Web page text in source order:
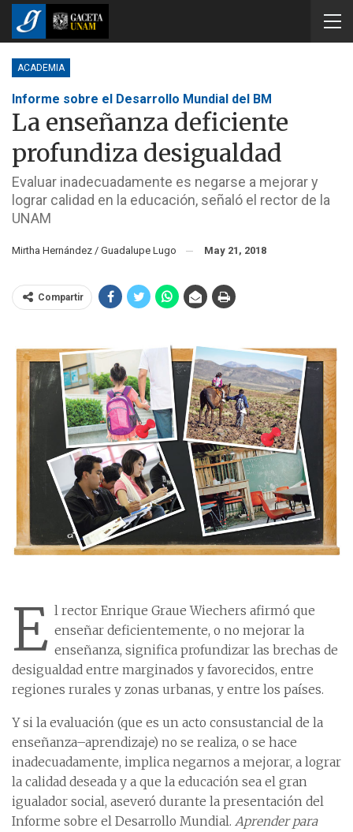
ACADEMIA
Informe sobre el Desarrollo Mundial del BM
La enseñanza deficiente
profundiza desigualdad
Evaluar inadecuadamente es negarse a mejorar y
lograr calidad en la educación, señaló el rector de la
UNAM
Mirtha Hernández / Guadalupe Lugo May 21, 2018
Compartir
E l rector Enrique Graue Wiechers afirmó que
enseñar deficientemente, o no mejorar la
enseñanza, significa profundizar las brechas de
desigualdad entre marginados y favorecidos, entre
regiones rurales y zonas urbanas, y entre los países.
Y si la evaluación (que es un acto consustancial de la
enseñanza–aprendizaje) no se realiza, o se hace
inadecuadamente, implica negarnos a mejorar, a lograr
la calidad deseada y a que la educación sea el gran
igualador social, aseveró durante la presentación del
Informe sobre el Desarrollo Mundial. Aprender para